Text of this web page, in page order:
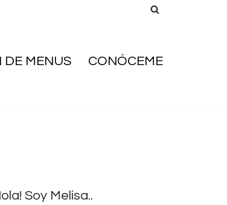
DE MENUS CONÓCEME
Soy Melisa..